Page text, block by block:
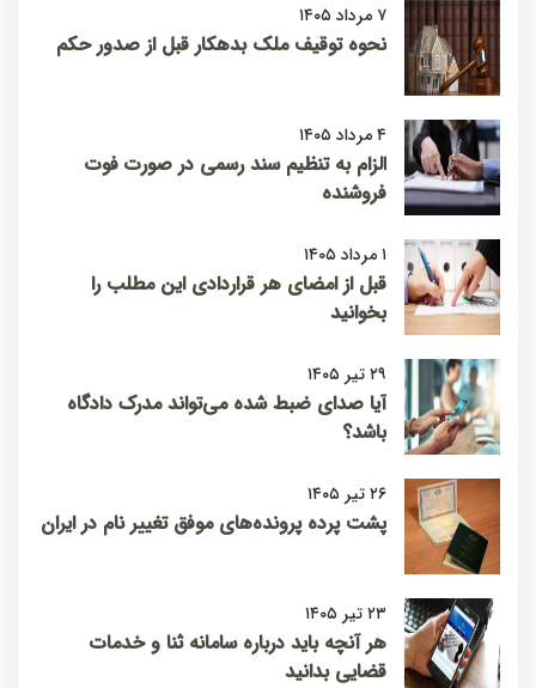
۷ مرداد ۱۴۰۵
نحوه توقیف ملک بدهکار قبل از صدور حکم
۴ مرداد ۱۴۰۵
الزام به تنظیم سند رسمی در صورت فوت
فروشنده
۱ مرداد ۱۴۰۵
قبل از امضای هر قراردادی این مطلب را
بخوانید
۲۹ تیر ۱۴۰۵
آیا صدای ضبط شده می‌تواند مدرک دادگاه
باشد؟
۲۶ تیر ۱۴۰۵
پشت پرده پرونده‌های موفق تغییر نام در ایران
۲۳ تیر ۱۴۰۵
هر آنچه باید درباره سامانه ثنا و خدمات
قضایی بدانید